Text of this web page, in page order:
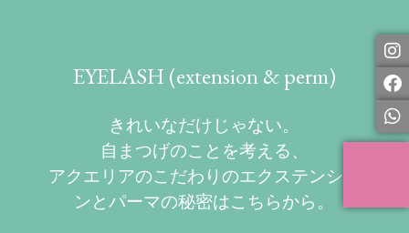
EYELASH (extension & perm)
きれいなだけじゃない。
自まつげのことを考える、
アクエリアのこだわりのエクステンショ
ンとパーマの秘密はこちらから。